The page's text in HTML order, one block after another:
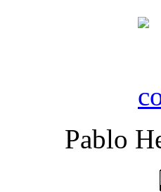
Pablo